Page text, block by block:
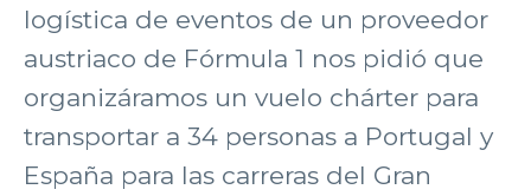
logística de eventos de un proveedor
austriaco de Fórmula 1 nos pidió que
organizáramos un vuelo chárter para
transportar a 34 personas a Portugal y
España para las carreras del Gran